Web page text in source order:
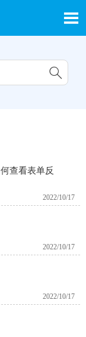


查看表单反
2022/10/17
2022/10/17
2022/10/17